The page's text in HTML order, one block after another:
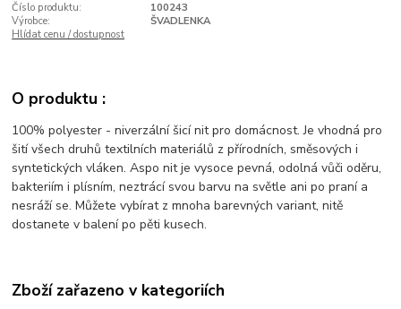
Číslo produktu:
100243
Výrobce:
ŠVADLENKA
Hlídat cenu / dostupnost
O produktu :
100% polyester - niverzální šicí nit pro domácnost. Je vhodná pro
šití všech druhů textilních materiálů z přírodních, směsových i
syntetických vláken. Aspo nit je vysoce pevná, odolná vůči oděru,
bakteriím i plísním, neztrácí svou barvu na světle ani po praní a
nesráží se. Můžete vybírat z mnoha barevných variant, nitě
dostanete v balení po pěti kusech.
Zboží zařazeno v kategoriích